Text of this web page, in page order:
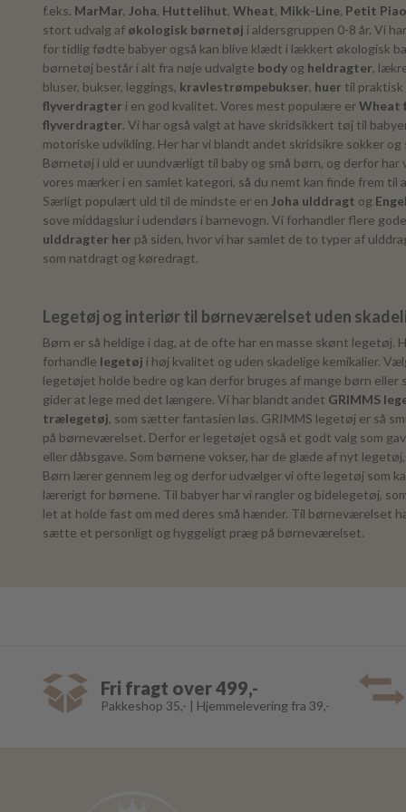
f.eks. MarMar, Joha, Huttelihut, Wheat, Mikk-Line, Petit Piao
stort udvalg af økologisk børnetøj i aldersgruppen 0-8 år. Vi
for tidlig fødte babyer også kan blive klædt i lækkert økologisk
børnetøj består i alt fra nøje udvalgte body og heldragter,
bluser, bukser, leggings, kravlestrømpebukser, huer til
flyverdragter i en god kvalitet. Vores mest populære erWheat
flyverdragter. Vi har også valgt at have skridsikkert tøj til
motoriske udvikling. Her har vi blandt andet skridsikre sokker
Børnetøj i uld er uundværligt til baby og små børn, og derfor har
vores mærker i en samlet kategori, så du nemt kan finde frem
Særligt populært uld til de mindste er en Joha ulddragt og
sove middagslur i udendørs i barnevogn. Vi forhandler flere
ulddragter her på siden, hvor vi har samlet de to typer af
som natdragt og køredragt.
Legetøj og interiør til børneværelset uden
Børn er så heldige i dag, at de ofte har en masse skønt legetøj.
forhandle legetøj i høj kvalitet og uden skadelige kemikalier.
legetøjet holde bedre og kan derfor bruges af mange børn eller
gider at lege med det længere. Vi har blandt andet GRIMMS
trælegetøj, som sætter fantasien løs. GRIMMS legetøj er så
på børneværelset. Derfor er legetøjet også et godt valg som
eller dåbsgave. Som børnene vokser, har de glæde af nyt
Børn lærer gennem leg og derfor udvælger vi ofte legetøj som
lærerigt for børnene. Til babyer har vi rangler og bidelegetøj,
let at holde fast om med deres små hænder. Til børneværelset
sætte et personligt og hyggeligt præg på børneværelset.
Fri fragt over 499,-
Pakkeshop 35,- | Hjemmelevering fra 39,-